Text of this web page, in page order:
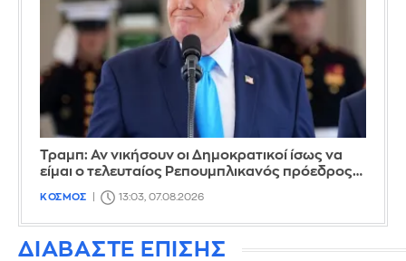
Τραμπ: Αν νικήσουν οι Δημοκρατικοί ίσως να
είμαι ο τελευταίος Ρεπουμπλικανός πρόεδρος…
ΚΟΣΜΟΣ 13:03, 07.08.2026
ΔΙΑΒΑΣΤΕ ΕΠΙΣΗΣ